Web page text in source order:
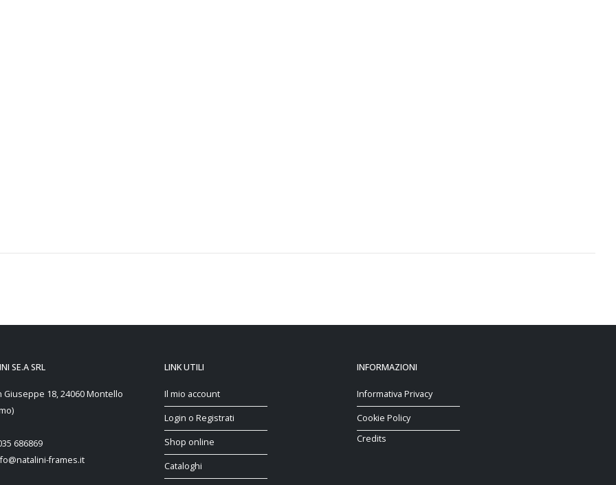
SE.A SRL
Giuseppe 18, 24060 Montello
686869
frames.it
LINK UTILI
Il mio account
Login o Registrati
Shop online
Cataloghi
INFORMAZIONI
Informativa Privacy
Cookie Policy
Credits